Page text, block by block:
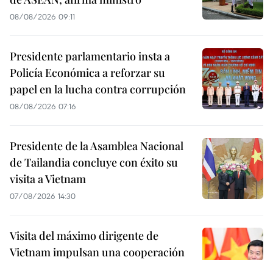
08/08/2026 09:11
Presidente parlamentario insta a
Policía Económica a reforzar su
papel en la lucha contra corrupción
08/08/2026 07:16
Presidente de la Asamblea Nacional
de Tailandia concluye con éxito su
visita a Vietnam
07/08/2026 14:30
Visita del máximo dirigente de
Vietnam impulsan una cooperación